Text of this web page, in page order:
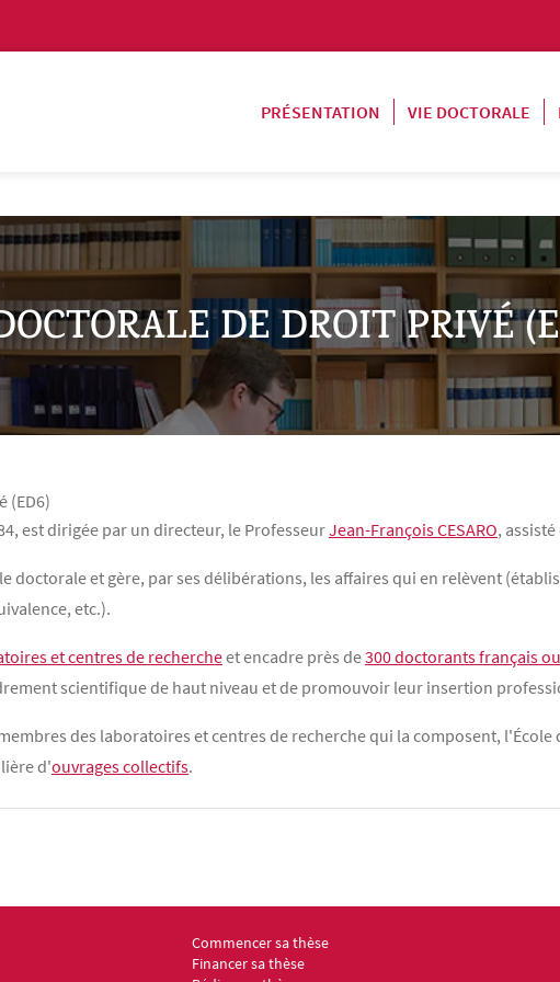
PRÉSENTATION
VIE DOCTORALE
DE DROIT PRIVÉ
(ED6)
est dirigée par un directeur, le ProfesseurJean-François CESARO,
doctorale et gère, par ses délibérations, les affaires qui en relèvent
etc.).
et centres de rechercheet encadre près de300 doctorants français
scientifique de haut niveau et de promouvoir leur insertion
des laboratoires et centres de recherche qui la composent,
d'ouvrages collectifs.
Menu footer ED6 2
Commencer sa thèse
Financer sa thèse